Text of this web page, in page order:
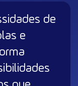
de
e